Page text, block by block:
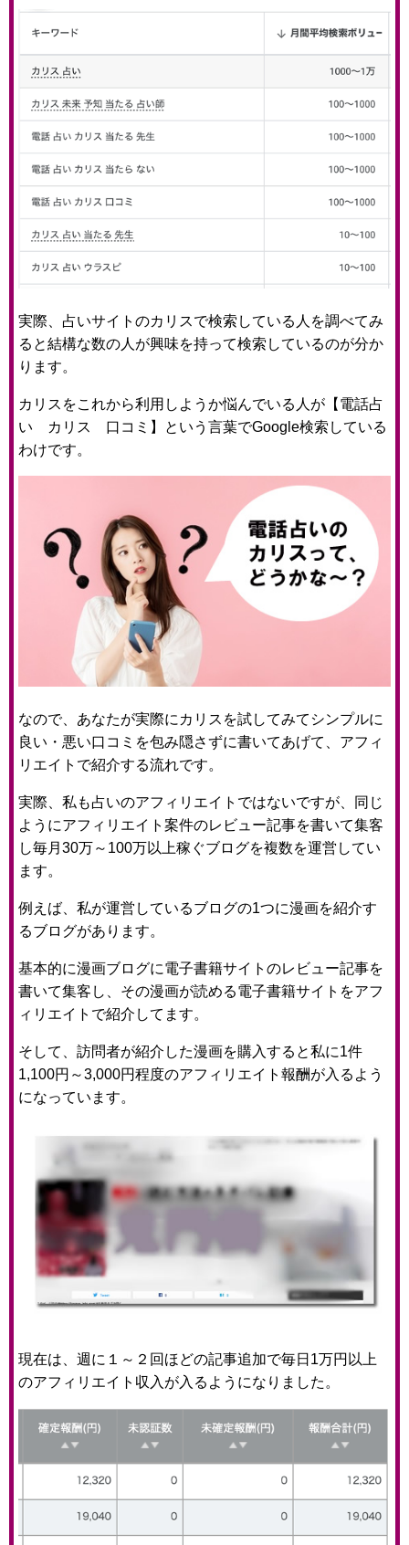
実際、占いサイトのカリスで検索している人を調べてみ
ると結構な数の人が興味を持って検索しているのが分か
ります。
カリスをこれから利用しようか悩んでいる人が【電話占
い カリス 口コミ】という言葉でGoogle検索している
わけです。
なので、あなたが実際にカリスを試してみてシンプルに
良い・悪い口コミを包み隠さずに書いてあげて、アフィ
リエイトで紹介する流れです。
実際、私も占いのアフィリエイトではないですが、同じ
ようにアフィリエイト案件のレビュー記事を書いて集客
し毎月30万～100万以上稼ぐブログを複数を運営してい
ます。
例えば、私が運営しているブログの1つに漫画を紹介す
るブログがあります。
基本的に漫画ブログに電子書籍サイトのレビュー記事を
書いて集客し、その漫画が読める電子書籍サイトをアフ
ィリエイトで紹介してます。
そして、訪問者が紹介した漫画を購入すると私に1件
1,100円～3,000円程度のアフィリエイト報酬が入るよう
になっています。
現在は、週に１～２回ほどの記事追加で毎日1万円以上
のアフィリエイト収入が入るようになりました。